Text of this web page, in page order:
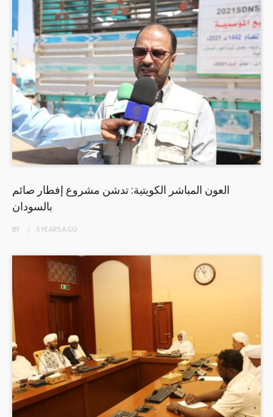
العون المباشر الكويتية: تدشن مشروع إفطار صائم
بالسودان
BY 5 YEARSAGO